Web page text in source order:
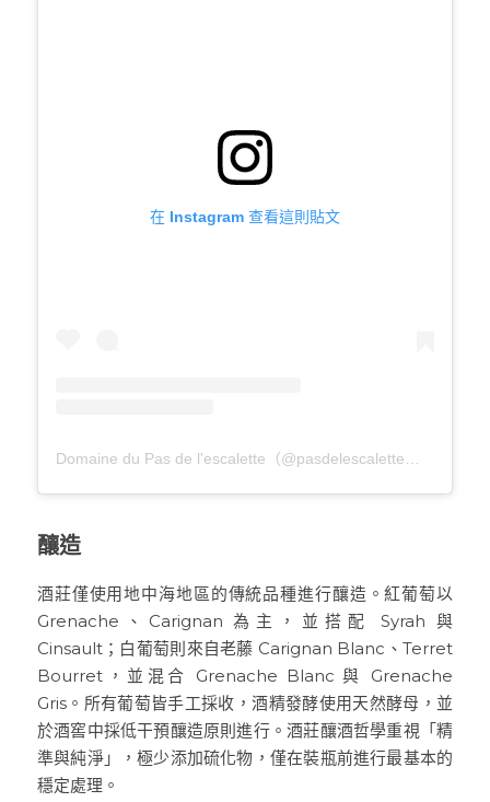
在 Instagram 查看這則貼文
Domaine du Pas de l'escalette（@pasdelescalette）分享的貼文
釀造
酒莊僅使用地中海地區的傳統品種進行釀造。紅葡萄以
Grenache、Carignan 為主，並搭配 Syrah 與
Cinsault；白葡萄則來自老藤 Carignan Blanc、Terret
Bourret，並混合 Grenache Blanc 與 Grenache
Gris。所有葡萄皆手工採收，酒精發酵使用天然酵母，並
於酒窖中採低干預釀造原則進行。酒莊釀酒哲學重視「精
準與純淨」，極少添加硫化物，僅在裝瓶前進行最基本的
穩定處理。